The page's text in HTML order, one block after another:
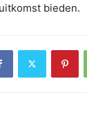
bieden.